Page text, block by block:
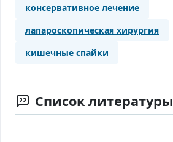
консервативное лечение
лапароскопическая хирургия
кишечные спайки
Список литературы